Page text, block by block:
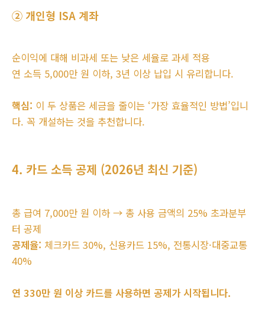
② 개인형 ISA 계좌
순이익에 대해 비과세 또는 낮은 세율로 과세 적용
연 소득 5,000만 원 이하, 3년 이상 납입 시 유리합니다.
핵심: 이 두 상품은 세금을 줄이는 ‘가장 효율적인 방법’입니
다. 꼭 개설하는 것을 추천합니다.
4. 카드 소득 공제 (2026년 최신 기준)
총 급여 7,000만 원 이하 → 총 사용 금액의 25% 초과분부
터 공제
공제율: 체크카드 30%, 신용카드 15%, 전통시장·대중교통
40%
연 330만 원 이상 카드를 사용하면 공제가 시작됩니다.